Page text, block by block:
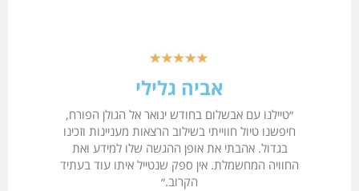
אביה גלילי
״טיילנו עם אבשלום בחודש ינואר אל הגולן הפורח,
חיפשנו טיול חווייתי בשילוב הרצאות מעניינות וזכינו
בגדול. אהבתי את אופן ההגשה שלו למידע ואת
החוויה המחשמלת. אין ספק שנטייל איתו עוד בעתיד
הקרוב.״